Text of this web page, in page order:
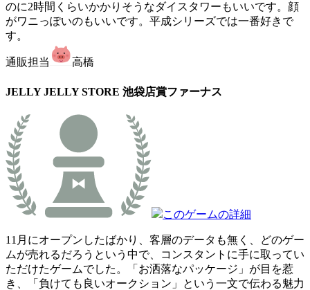
のに2時間くらいかかりそうなダイスタワーもいいです。顔
がワニっぽいのもいいです。平成シリーズでは一番好きで
す。
通販担当 高橋
JELLY JELLY STORE 池袋店賞ファーナス
このゲームの詳細
11月にオープンしたばかり、客層のデータも無く、どのゲー
ムが売れるだろうという中で、コンスタントに手に取ってい
ただけたゲームでした。「お洒落なパッケージ」が目を惹
き、「負けても良いオークション」という一文で伝わる魅力